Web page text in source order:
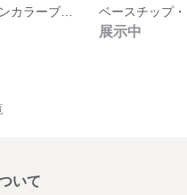
ベースチップ・ワンカラーブラック【ロングスティレットネイルチップ】
展示中
いて